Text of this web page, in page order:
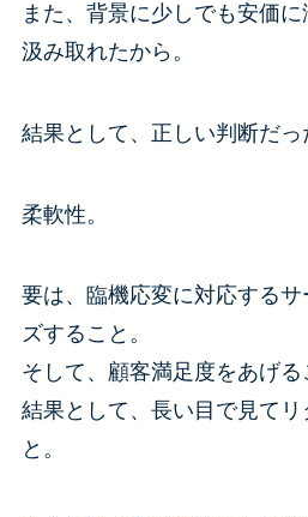
また、背景に少しでも安価
汲み取れたから。
結果として、正しい判断だっ
柔軟性。
要は、臨機応変に対応する
ズすること。
そして、顧客満足度をあげる
結果として、長い目で見てリ
と。